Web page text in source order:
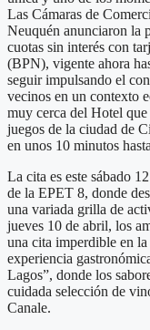
Las Cámaras de
Neuquén anunciaron la
cuotas sin interés con
(BPN), vigente ahora
seguir impulsando el
vecinos en un contexto
muy cerca del Hotel
juegos de la ciudad de
en unos 10 minutos
La cita es este sábado
de la EPET 8, donde
una variada grilla de
jueves 10 de abril, los
una cita imperdible en
experiencia
Lagos”, donde los
cuidada selección de
Canale.